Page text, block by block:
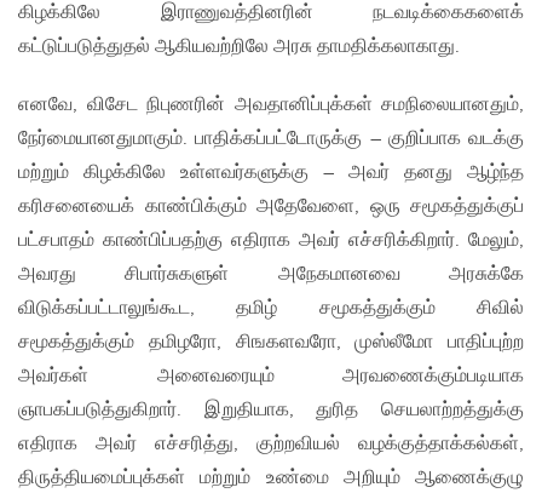
கிழக்கிலே இராணுவத்தினரின் நடவடிக்கைகளைக்
கட்டுப்படுத்துதல் ஆகியவற்றிலே அரசு தாமதிக்கலாகாது.
எனவே, விசேட நிபுணரின் அவதானிப்புக்கள் சமநிலையானதும்,
நேர்மையானதுமாகும். பாதிக்கப்பட்டோருக்கு – குறிப்பாக வடக்கு
மற்றும் கிழக்கிலே உள்ளவர்களுக்கு – அவர் தனது ஆழ்ந்த
கரிசனையைக் காண்பிக்கும் அதேவேளை, ஒரு சமூகத்துக்குப்
பட்சபாதம் காண்பிப்பதற்கு எதிராக அவர் எச்சரிக்கிறார். மேலும்,
அவரது சிபார்சுகளுள் அநேகமானவை அரசுக்கே
விடுக்கப்பட்டாலுங்கூட, தமிழ் சமூகத்துக்கும் சிவில்
சமூகத்துக்கும் தமிழரோ, சிஙகளவரோ, முஸ்லீமோ பாதிப்புற்ற
அவர்கள் அனைவரையும் அரவணைக்கும்படியாக
ஞாபகப்படுத்துகிறார். இறுதியாக, துரித செயலாற்றத்துக்கு
எதிராக அவர் எச்சரித்து, குற்றவியல் வழக்குத்தாக்கல்கள்,
திருத்தியமைப்புக்கள் மற்றும் உண்மை அறியும் ஆணைக்குழு